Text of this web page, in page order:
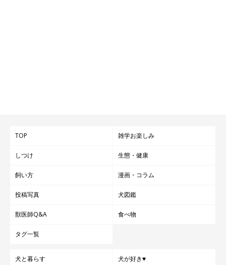
TOP 雑学お楽しみ
しつけ 生態・健康
飼い方 漫画・コラム
投稿写真 犬図鑑
獣医師Q&A 食べ物
タグ一覧
犬と暮らす 犬が好き♥